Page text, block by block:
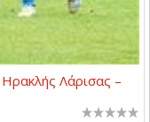
Λάρισας –